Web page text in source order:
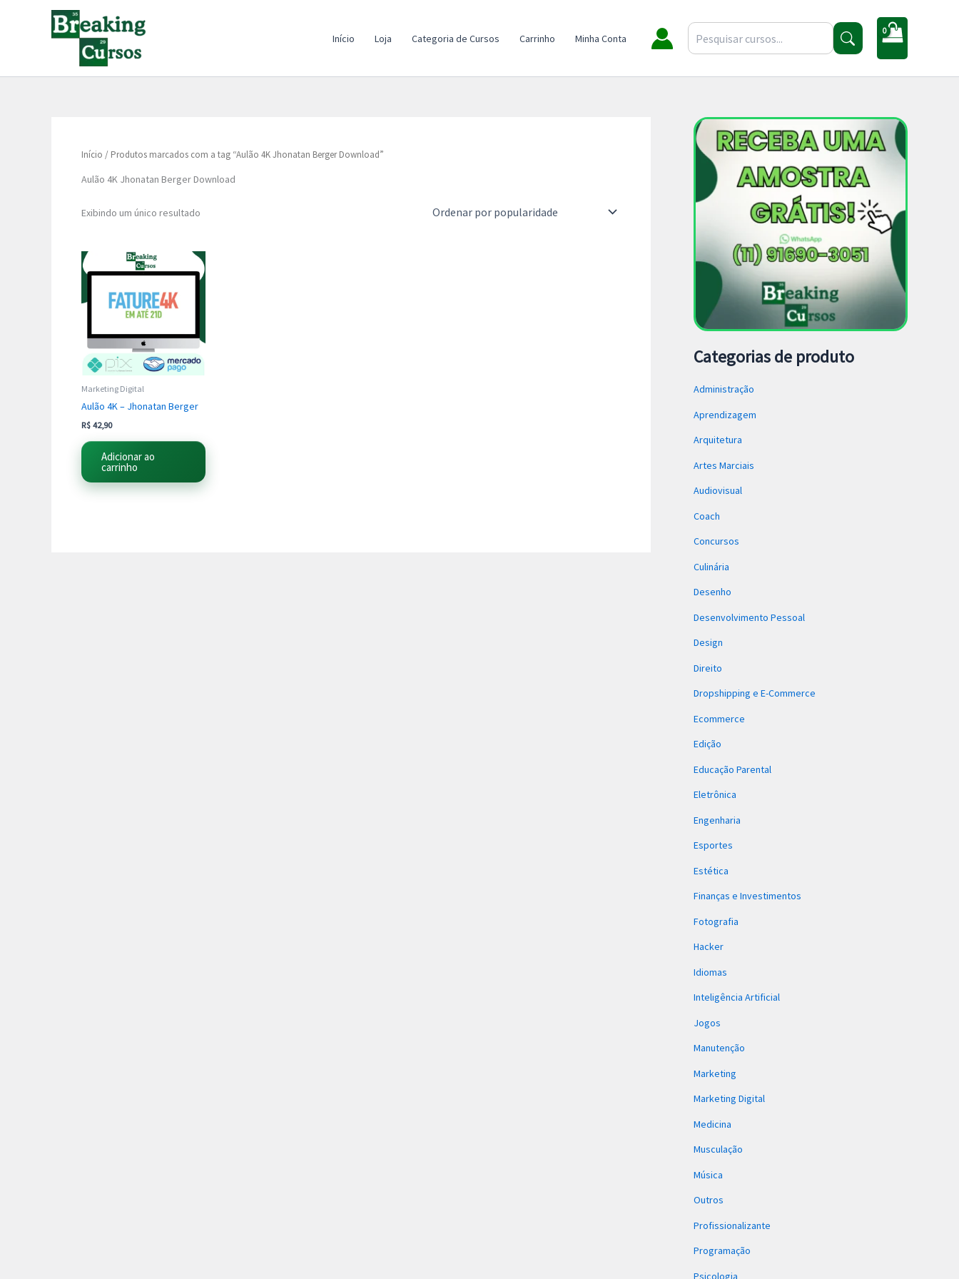
Início Loja Categoria de Cursos Carrinho Minha Conta
Início / Produtos marcados com a tag “Aulão 4K Jhonatan Berger Download”
Aulão 4K Jhonatan Berger Download
Exibindo um único resultado
Marketing Digital
Aulão 4K – Jhonatan Berger
R$ 42,90
Adicionar ao
carrinho
Categorias de produto
Administração
Aprendizagem
Arquitetura
Artes Marciais
Audiovisual
Coach
Concursos
Culinária
Desenho
Desenvolvimento Pessoal
Design
Direito
Dropshipping e E-Commerce
Ecommerce
Edição
Educação Parental
Eletrônica
Engenharia
Esportes
Estética
Finanças e Investimentos
Fotografia
Hacker
Idiomas
Inteligência Artificial
Jogos
Manutenção
Marketing
Marketing Digital
Medicina
Musculação
Música
Outros
Profissionalizante
Programação
Psicologia